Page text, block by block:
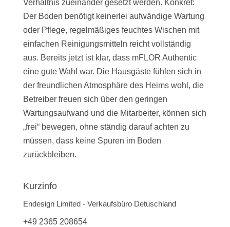
Verhältnis zueinander gesetzt werden. Konkret:
Der Boden benötigt keinerlei aufwändige Wartung
oder Pflege, regelmäßiges feuchtes Wischen mit
einfachen Reinigungsmitteln reicht vollständig
aus. Bereits jetzt ist klar, dass mFLOR Authentic
eine gute Wahl war. Die Hausgäste fühlen sich in
der freundlichen Atmosphäre des Heims wohl, die
Betreiber freuen sich über den geringen
Wartungsaufwand und die Mitarbeiter, können sich
„frei“ bewegen, ohne ständig darauf achten zu
müssen, dass keine Spuren im Boden
zurückbleiben.
Kurzinfo
Endesign Limited - Verkaufsbüro Detuschland
+49 2365 208654